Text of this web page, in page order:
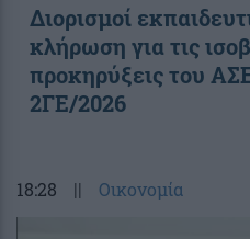
Διορισμοί
κλήρωση για τις
προκηρύξεις του
2ΓΕ/2026
18:28 || Οικονομία